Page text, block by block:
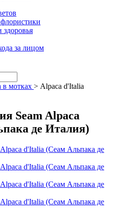
здоровья
за лицом
мотках > Alpaca d'Italia
Seam Alpaca
де Италия)